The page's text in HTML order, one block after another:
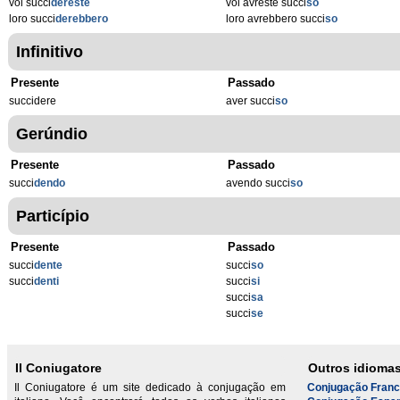
voi succidereste
loro succiderebbero
voi avreste succiso
loro avrebbero succiso
Infinitivo
Presente
succidere
Passado
aver succiso
Gerúndio
Presente
succidendo
Passado
avendo succiso
Particípio
Presente
succidente
succidenti
Passado
succiso
succisi
succisa
succise
Il Coniugatore
Il Coniugatore é um site dedicado à conjugação em
Outros
Conjugação